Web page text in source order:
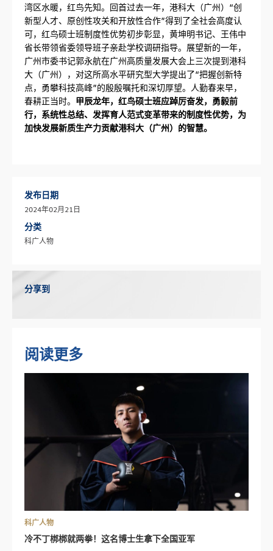
湾区水暖，红鸟先知。回首过去一年，港科大（广州）“创
新型人才、原创性攻关和开放性合作”得到了全社会高度认
可，红鸟硕士班制度性优势初步彰显，黄坤明书记、王伟中
省长带领省委领导班子亲赴学校调研指导。展望新的一年，
广州市委书记郭永航在广州高质量发展大会上三次提到港科
大（广州），对这所高水平研究型大学提出了“把握创新特
点，勇攀科技高峰”的殷殷嘱托和深切厚望。人勤春来早，
春耕正当时。 甲辰龙年，红鸟硕士班应踔厉奋发，勇毅前
行，系统性总结、发挥育人范式变革带来的制度性优势，为
加快发展新质生产力贡献港科大（广州）的智慧。
发布日期
2024年02月21日
分类
科广人物
分享到
阅读更多
科广人物
冷不丁梆梆就两拳！这名博士生拿下全国亚军